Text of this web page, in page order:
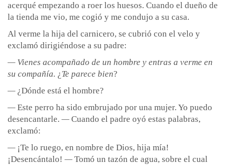
acerqué empezando a roer los huesos. Cuando el dueño de
la tienda me vio, me cogió y me condujo a su casa.
Al verme la hija del carnicero, se cubrió con el velo y
exclamó dirigiéndose a su padre:
— Vienes acompañado de un hombre y entras a verme en
su compañía. ¿ Te parece bien?
—¿Dónde está el hombre?
—Este perro ha sido embrujado por una mujer. Yo puedo
desencantarle. —Cuando el padre oyó estas palabras,
exclamó:
—¡Te lo ruego, en nombre de Dios, hija mía!
¡Desencántalo! —Tomó un tazón de agua, sobre el cual